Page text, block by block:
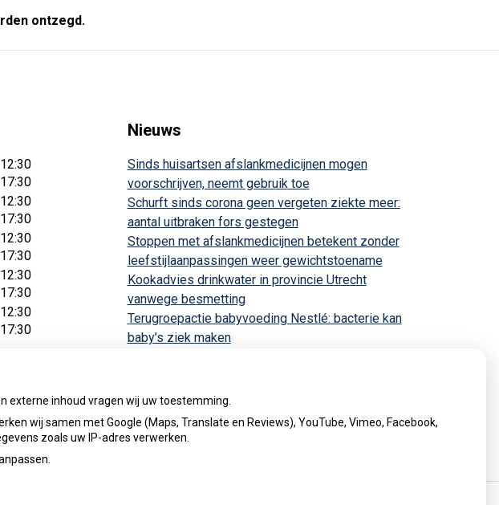
ontzegd.
Nieuws
Sinds huisartsen afslankmedicijnen mogen
voorschrijven, neemt gebruik toe
Schurft sinds corona geen vergeten ziekte meer:
aantal uitbraken fors gestegen
Stoppen met afslankmedicijnen betekent zonder
leefstijlaanpassingen weer gewichtstoename
Kookadvies drinkwater in provincie Utrecht
vanwege besmetting
Terugroepactie babyvoeding Nestlé: bacterie kan
baby’s ziek maken
externe inhoud vragen wij uw toestemming.
wij samen met Google (Maps, Translate en Reviews), YouTube, Vimeo, Facebook,
zoals uw IP-adres verwerken.